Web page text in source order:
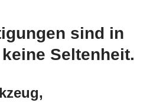
sind in
Seltenheit.